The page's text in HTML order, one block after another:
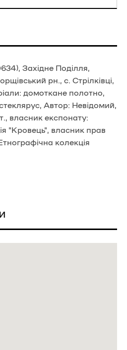
Західне Поділля,
рн., с. Стрілківці,
домоткане полотно,
Автор: Невідомий,
власник експонату:
"Кровець", власник прав
колекція